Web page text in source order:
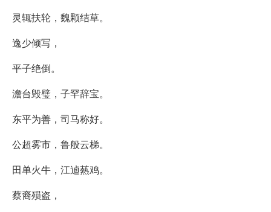
灵辄扶轮，魏颗结草。
逸少倾写，
平子绝倒。
澹台毁璧，子罕辞宝。
东平为善，司马称好。
公超雾市，鲁般云梯。
田单火牛，江逌爇鸡。
蔡裔殒盗，